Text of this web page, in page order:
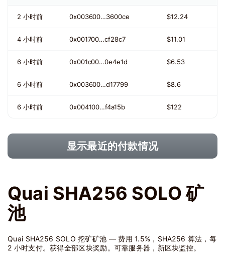
2 小时前 0x003600…3600ce $12.24
4 小时前 0x001700…cf28c7 $11.01
6 小时前 0x001c00…0e4e1d $6.53
6 小时前 0x003600…d17799 $8.6
6 小时前 0x004100…f4a15b $122
显示最近的付款情况
Quai SHA256 SOLO 矿
池
Quai SHA256 SOLO 挖矿矿池 — 费用 1.5%，SHA256 算法，每
2 小时支付。获得全部区块奖励。可靠服务器，新区块监控。